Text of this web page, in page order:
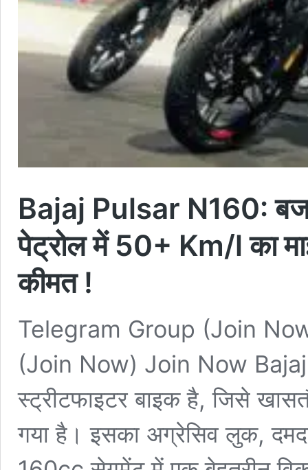
Bajaj Pulsar N160:
पेट्रोल में 50+ Km/l का
कीमत !
Telegram Group (Join
(Join Now) Join Now Bajaj
स्ट्रीटफाइटर बाइक है, जिसे
गया है। इसका अग्रेसिव लुक,